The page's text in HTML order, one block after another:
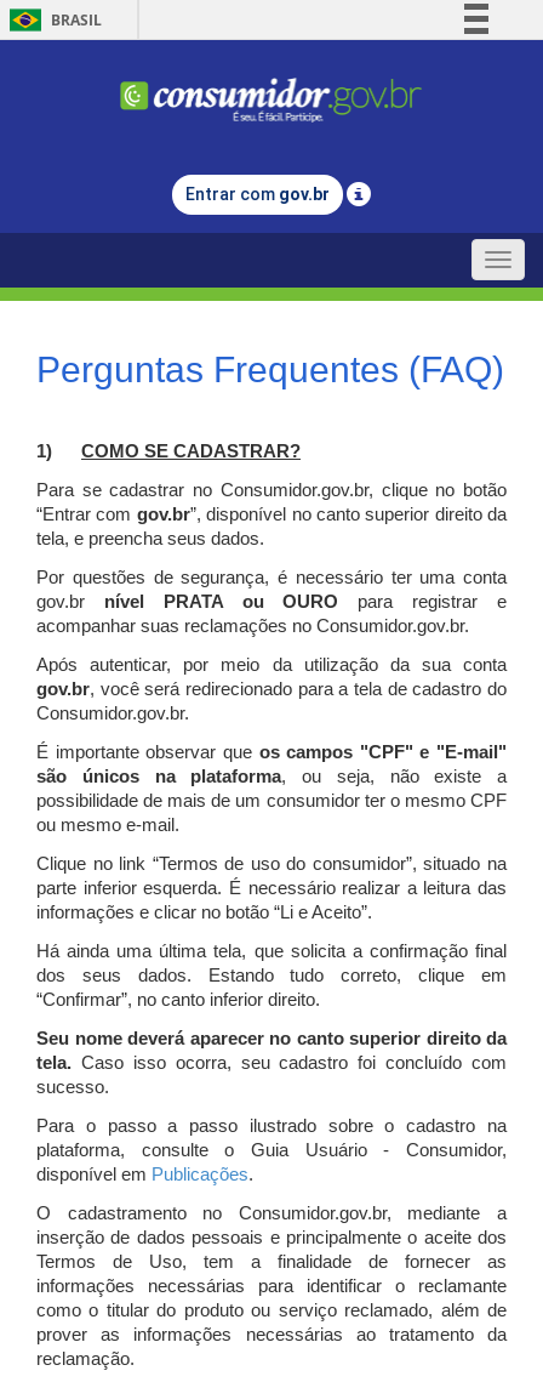
BRASIL
Comunica BR
Legislação
Entrar com gov.br
Toggle
Perguntas Frequentes (FAQ)
1) COMO SE CADASTRAR?
Para se cadastrar no Consumidor.gov.br, clique no botão
“Entrar com gov.br”, disponível no canto superior direito da
tela, e preencha seus dados.
Por questões de segurança, é necessário ter uma conta
gov.br nível PRATA ou OURO para registrar e
acompanhar suas reclamações no Consumidor.gov.br.
Após autenticar, por meio da utilização da sua conta
gov.br, você será redirecionado para a tela de cadastro do
Consumidor.gov.br.
É importante observar que os campos "CPF" e "E-mail"
são únicos na plataforma, ou seja, não existe a
possibilidade de mais de um consumidor ter o mesmo CPF
ou mesmo e-mail.
Clique no link “Termos de uso do consumidor”, situado na
parte inferior esquerda. É necessário realizar a leitura das
informações e clicar no botão “Li e Aceito”.
Há ainda uma última tela, que solicita a confirmação final
dos seus dados. Estando tudo correto, clique em
“Confirmar”, no canto inferior direito.
Seu nome deverá aparecer no canto superior direito da
tela. Caso isso ocorra, seu cadastro foi concluído com
sucesso.
Para o passo a passo ilustrado sobre o cadastro na
plataforma, consulte o Guia Usuário - Consumidor,
disponível em Publicações.
O cadastramento no Consumidor.gov.br, mediante a
inserção de dados pessoais e principalmente o aceite dos
Termos de Uso, tem a finalidade de fornecer as
informações necessárias para identificar o reclamante
como o titular do produto ou serviço reclamado, além de
prover as informações necessárias ao tratamento da
reclamação.